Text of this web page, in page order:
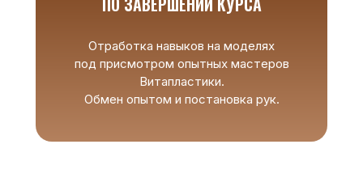
Отработка навыков на моделях
под присмотром опытных мастеров
Витапластики.
Обмен опытом и постановка рук.